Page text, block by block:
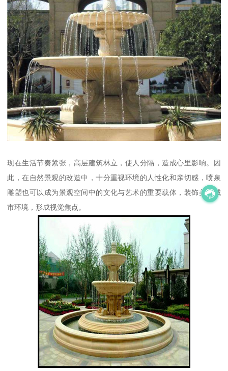
现在生活节奏紧张，高层建筑林立，使人分隔，造成心里影响。因
此，在自然景观的改造中，十分重视环境的人性化和亲切感，喷泉
雕塑也可以成为景观空间中的文化与艺术的重要载体，装饰美化城
市环境，形成视觉焦点。